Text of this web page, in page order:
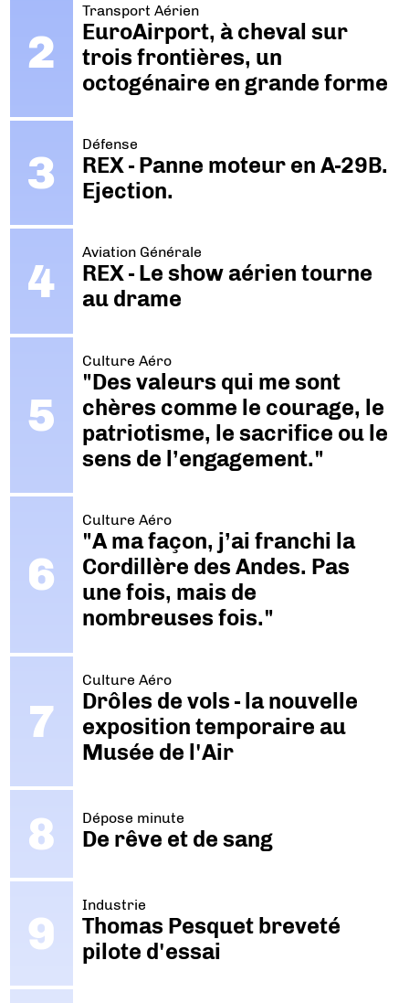
Transport Aérien
EuroAirport, à cheval sur
trois frontières, un
octogénaire en grande forme
Défense
REX - Panne moteur en A-29B.
Ejection.
Aviation Générale
REX - Le show aérien tourne
au drame
Culture Aéro
"Des valeurs qui me sont
chères comme le courage, le
patriotisme, le sacrifice ou le
sens de l’engagement."
Culture Aéro
"A ma façon, j’ai franchi la
Cordillère des Andes. Pas
une fois, mais de
nombreuses fois."
Culture Aéro
Drôles de vols - la nouvelle
exposition temporaire au
Musée de l'Air
Dépose minute
De rêve et de sang
Industrie
Thomas Pesquet breveté
pilote d'essai